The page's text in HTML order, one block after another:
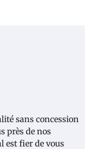
sans concession
près de nos
est fier de vous